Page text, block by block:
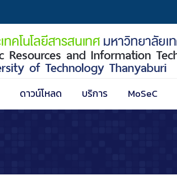
ดาวน์โหลด บริการ MoSeC